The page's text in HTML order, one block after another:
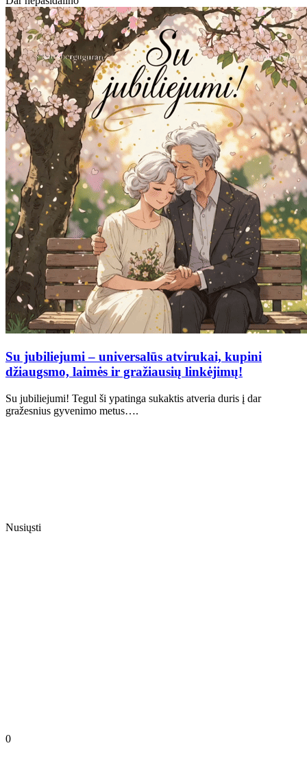
Su jubiliejumi – universalūs atvirukai, kupini
džiaugsmo, laimės ir gražiausių linkėjimų!
Su jubiliejumi! Tegul ši ypatinga sukaktis atveria duris į dar
gražesnius gyvenimo metus….
Nusiųsti
0